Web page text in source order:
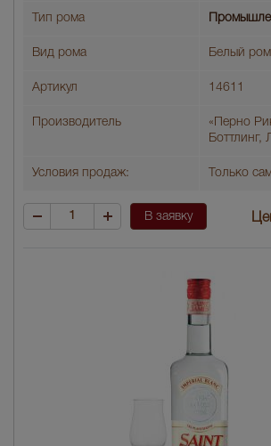
Тип рома
Вид рома Белый ром
Артикул 14611
Производитель
«Перно
Боттлинг,
Условия продаж: Только
В заявку